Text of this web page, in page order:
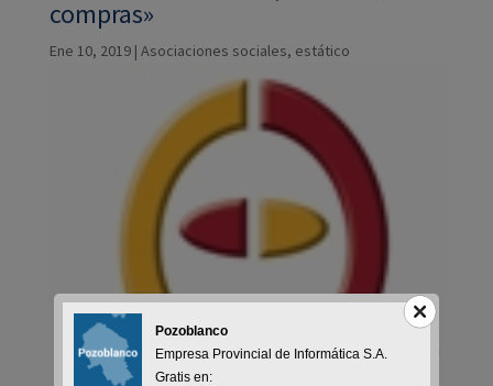
compras»
Ene 10, 2019| Asociaciones sociales, estático
Pozoblanco
Empresa Provincial de Informática S.A.
Gratis en: